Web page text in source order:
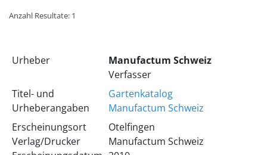
Anzahl Resultate: 1
Urheber Manufactum Schweiz
Verfasser
Titel- und
Urheberangaben
Gartenkatalog
Manufactum Schweiz
Erscheinungsort
Verlag/Drucker
Otelfingen
Manufactum Schweiz